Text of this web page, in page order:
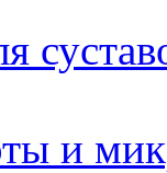
и